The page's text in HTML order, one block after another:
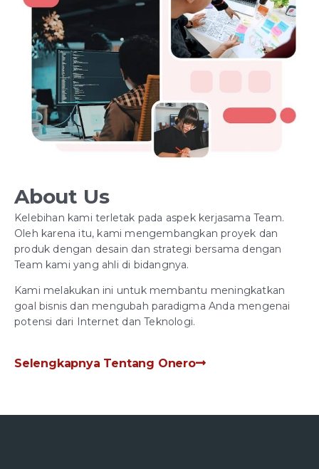
About Us
Kelebihan kami terletak pada aspek kerjasama Team.
Oleh karena itu, kami mengembangkan proyek dan
produk dengan desain dan strategi bersama dengan
Team kami yang ahli di bidangnya.
Kami melakukan ini untuk membantu meningkatkan
goal bisnis dan mengubah paradigma Anda mengenai
potensi dari Internet dan Teknologi.
Selengkapnya Tentang Onero